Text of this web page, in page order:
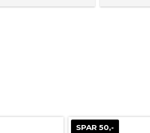
SPAR 50,-